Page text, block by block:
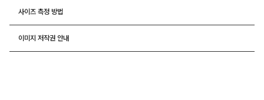
사이즈 측정 방법
이미지 저작권 안내